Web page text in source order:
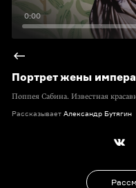
0:00
Портрет жены
Поппея Сабина. Известная
Рассказывает Александр Бутягин